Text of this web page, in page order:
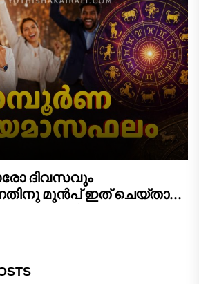
ദിവസവും
മുൻപ് ഇത് ചെയ്താൽ
12 രാശിക്കാരുടെയും